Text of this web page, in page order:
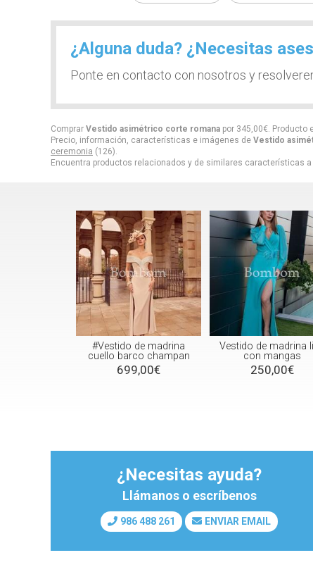
Comprar Vestido asimétrico corte romana por 345,00€. Producto
Precio, información, características e imágenes de Vestido
ceremonia (126).
Encuentra productos relacionados y de similares características a
¿Alguna duda? ¿Necesitas
Ponte en contacto con nosotros y
#Vestido de madrina
cuello barco champan
699,00€
Vestido de madrina
con mangas
250,00€
¿Necesitas ayuda?
Llámanos o escríbenos
986 488 261 ENVIAR EMAIL